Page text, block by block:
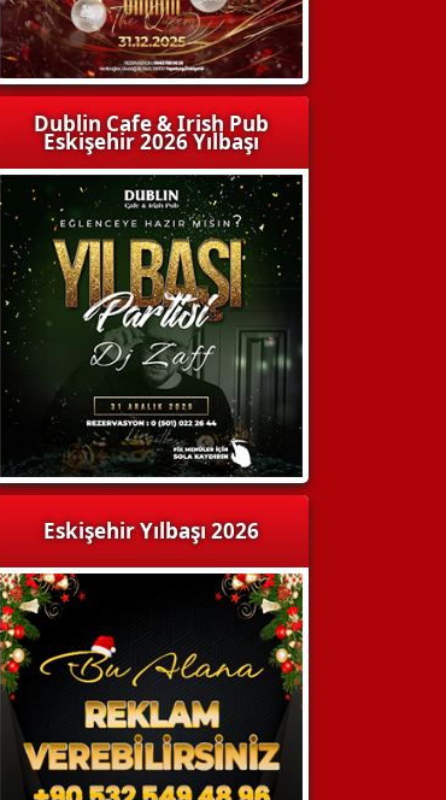
Dublin Cafe & Irish Pub
Eskişehir 2026 Yılbaşı
Eskişehir Yılbaşı 2026